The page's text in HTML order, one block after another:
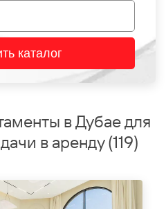
каталог
в Дубае для
в аренду(119)